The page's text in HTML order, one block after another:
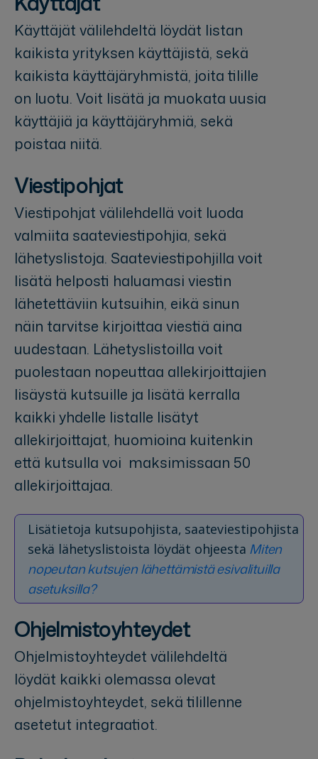
Käyttäjät välilehdeltä löydät listan
kaikista yrityksen käyttäjistä, sekä
kaikista käyttäjäryhmistä, joita tilille
on luotu. Voit lisätä ja muokata uusia
käyttäjiä ja käyttäjäryhmiä, sekä
poistaa niitä.
Viestipohjat
Viestipohjat välilehdellä voit luoda
valmiita saateviestipohjia, sekä
lähetyslistoja. Saateviestipohjilla voit
lisätä helposti haluamasi viestin
lähetettäviin kutsuihin, eikä sinun
näin tarvitse kirjoittaa viestiä aina
uudestaan. Lähetyslistoilla voit
puolestaan nopeuttaa allekirjoittajien
lisäystä kutsuille ja lisätä kerralla
kaikki yhdelle listalle lisätyt
allekirjoittajat, huomioina kuitenkin
että kutsulla voi maksimissaan 50
allekirjoittajaa.
Lisätietoja kutsupohjista, saateviestipohjista
sekä lähetyslistoista löydät ohjeesta Miten
nopeutan kutsujen lähettämistä esivalituilla
asetuksilla?
Ohjelmistoyhteydet
Ohjelmistoyhteydet välilehdeltä
löydät kaikki olemassa olevat
ohjelmistoyhteydet, sekä tilillenne
asetetut integraatiot.